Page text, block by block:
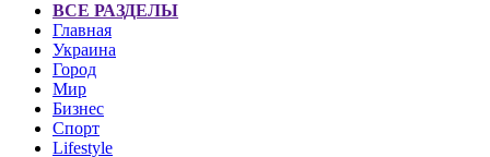
ВСЕ РАЗДЕЛЫ
Главная
Украина
Город
Мир
Бизнес
Спорт
Lifestyle